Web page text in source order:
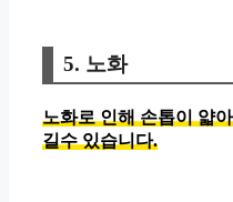
5. 노화
노화로 인해 손톱이 얇
길수 있습니다.